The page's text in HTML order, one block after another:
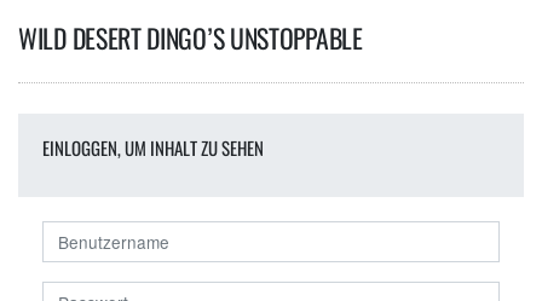
WILD DESERT DINGO’S UNSTOPPABLE
EINLOGGEN, UM INHALT ZU SEHEN